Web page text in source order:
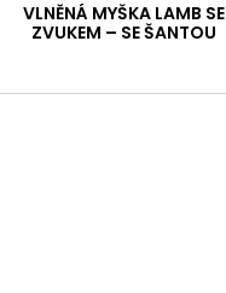
VLNĚNÁ MYŠKA LAMB SE
ZVUKEM – SE ŠANTOU